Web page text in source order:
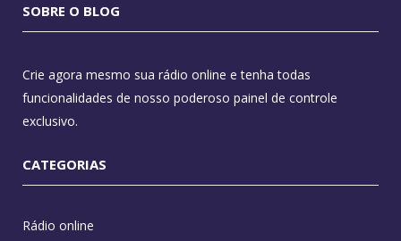
SOBRE O BLOG
Crie agora mesmo sua rádio online e tenha todas
funcionalidades de nosso poderoso painel de controle
exclusivo.
CATEGORIAS
Rádio online